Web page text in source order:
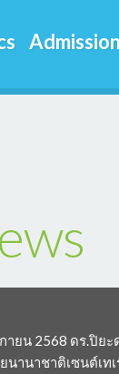
ายน 2568 ดร.ปิยะ
นานาชาติเซนต์เทเ